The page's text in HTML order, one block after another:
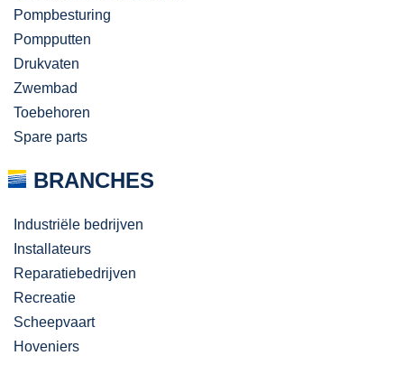
Pompbesturing
Pompputten
Drukvaten
Zwembad
Toebehoren
Spare parts
BRANCHES
Industriële bedrijven
Installateurs
Reparatiebedrijven
Recreatie
Scheepvaart
Hoveniers